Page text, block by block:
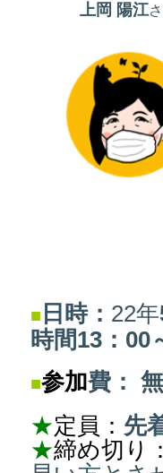
上岡 陽江
■ 日時： 22年
時間13：00
■参加費 ：
★定員： 先
★締め切り